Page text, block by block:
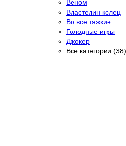
Веном
Властелин колец
Во все тяжкие
Голодные игры
Джокер
Все категории (38)